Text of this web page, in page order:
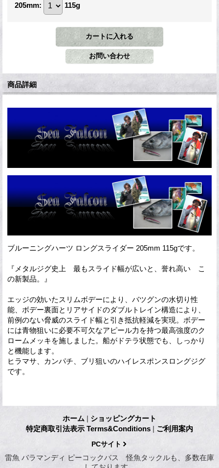
205mm: 115g
商品詳細
ブルーニングハーツ ロングスライダー 205mm 115gです。
『メタルジグ史上 最もスライド幅が広いと、誉れ高い こ
の新製品。』
エッジの効いたスリムボデーにより、バツグンの水切り性
能、ボデー裏面とリアサイドのダブルトレイン構造により、
前例のない脅威のスライド幅と引き抵抗軽減を実現。ボデー
には青物狙いに必要不可欠なアピール力を持つ最高強度のク
ロームメッキを施しました。船がドテラ状態でも、しっかり
と機能します。
ヒラマサ、カンパチ、ブリ狙いのハイレスポンスロングジグ
です。
ホーム | ショッピングカート
特定商取引法表示 Terms&Conditions | ご利用案内
PCサイト
雷魚 バラマンディ ピーコックバス 怪魚タックルも、多数在庫